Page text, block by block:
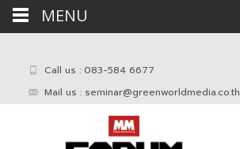
Call us : 083-584 6677
Mail us : seminar@greenworldmedia.co.th
MENU